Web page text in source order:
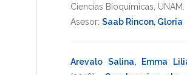
Ciencias Bioquímicas UNAM
Asesor: Saab Rincon, Gloria
Arevalo Salina, Emma